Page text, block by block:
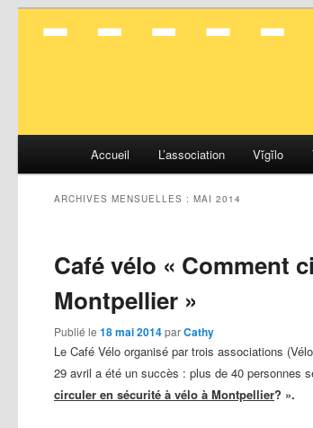
Aller
au
principal
Aller
au
secondaire
Accueil L’association Vĭgĭlo
ARCHIVES MENSUELLES : MAI 2014
Café vélo « Comment
Montpellier »
Publié le 18 mai 2014parCathy
Le Café Vélo organisé par trois associations
29 avril a été un succès : plus de 40 personnes
circuler en sécurité à vélo à Montpellier? ».